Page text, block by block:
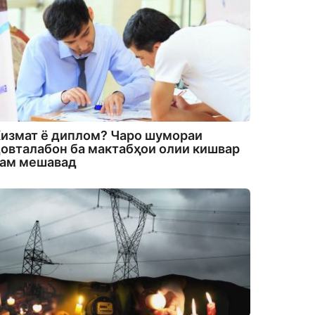
ё диплом? Чаро шумораи
ба мактабҳои олии кишвар
мешавад